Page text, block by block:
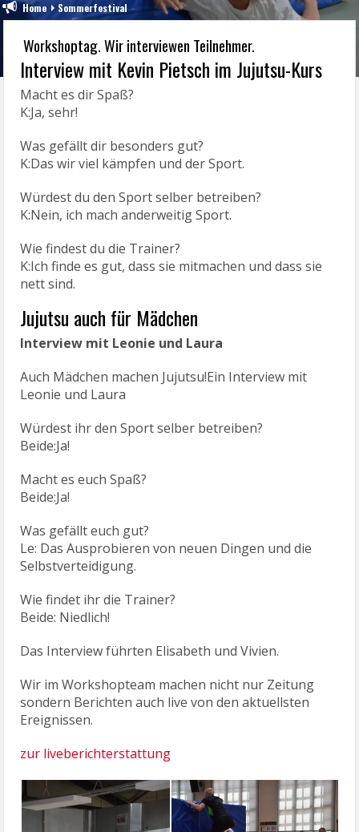
Home Sommerfestival
Workshoptag. Wir interviewen Teilnehmer.
Interview mit Kevin Pietsch im Jujutsu-Kurs
Macht es dir Spaß?
K:Ja, sehr!
Was gefällt dir besonders gut?
K:Das wir viel kämpfen und der Sport.
Würdest du den Sport selber betreiben?
K:Nein, ich mach anderweitig Sport.
Wie findest du die Trainer?
K:Ich finde es gut, dass sie mitmachen und dass sie
nett sind.
Jujutsu auch für Mädchen
Interview mit Leonie und Laura
Auch Mädchen machen Jujutsu!Ein Interview mit
Leonie und Laura
Würdest ihr den Sport selber betreiben?
Beide:Ja!
Macht es euch Spaß?
Beide:Ja!
Was gefällt euch gut?
Le: Das Ausprobieren von neuen Dingen und die
Selbstverteidigung.
Wie findet ihr die Trainer?
Beide: Niedlich!
Das Interview führten Elisabeth und Vivien.
Wir im Workshopteam machen nicht nur Zeitung
sondern Berichten auch live von den aktuellsten
Ereignissen.
zur liveberichterstattung